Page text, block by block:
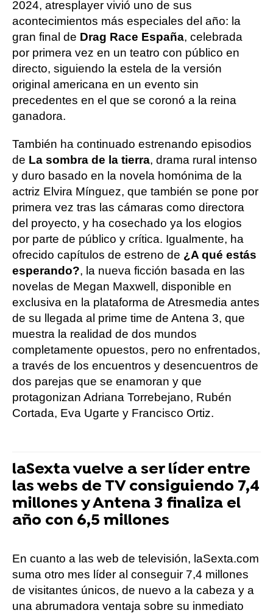
2024, atresplayer vivió uno de sus
acontecimientos más especiales del año: la
gran final de Drag Race España, celebrada
por primera vez en un teatro con público en
directo, siguiendo la estela de la versión
original americana en un evento sin
precedentes en el que se coronó a la reina
ganadora.
También ha continuado estrenando episodios
de La sombra de la tierra, drama rural intenso
y duro basado en la novela homónima de la
actriz Elvira Mínguez, que también se pone por
primera vez tras las cámaras como directora
del proyecto, y ha cosechado ya los elogios
por parte de público y crítica. Igualmente, ha
ofrecido capítulos de estreno de ¿A qué estás
esperando?, la nueva ficción basada en las
novelas de Megan Maxwell, disponible en
exclusiva en la plataforma de Atresmedia antes
de su llegada al prime time de Antena 3, que
muestra la realidad de dos mundos
completamente opuestos, pero no enfrentados,
a través de los encuentros y desencuentros de
dos parejas que se enamoran y que
protagonizan Adriana Torrebejano, Rubén
Cortada, Eva Ugarte y Francisco Ortiz.
laSexta vuelve a ser líder entre
las webs de TV consiguiendo 7,4
millones y Antena 3 finaliza el
año con 6,5 millones
En cuanto a las web de televisión, laSexta.com
suma otro mes líder al conseguir 7,4 millones
de visitantes únicos, de nuevo a la cabeza y a
una abrumadora ventaja sobre su inmediato